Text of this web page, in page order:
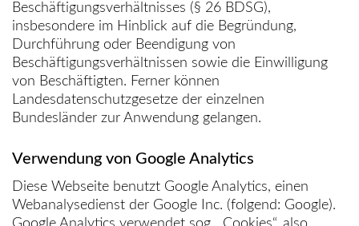
Beschäftigungsverhältnisses (§ 26 BDSG),
insbesondere im Hinblick auf die Begründung,
Durchführung oder Beendigung von
Beschäftigungsverhältnissen sowie die Einwilligung
von Beschäftigten. Ferner können
Landesdatenschutzgesetze der einzelnen
Bundesländer zur Anwendung gelangen.
Verwendung von Google Analytics
Diese Webseite benutzt Google Analytics, einen
Webanalysedienst der Google Inc. (folgend: Google).